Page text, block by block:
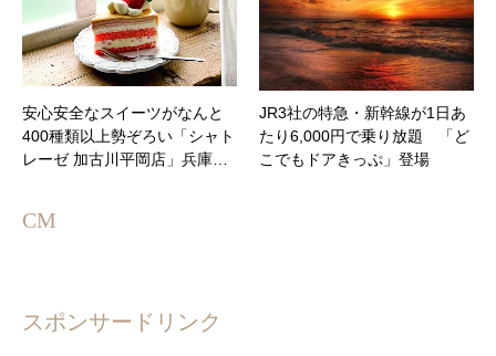
安心安全なスイーツがなんと
400種類以上勢ぞろい「シャト
レーゼ 加古川平岡店」兵庫…
JR3社の特急・新幹線が1日あ
たり6,000円で乗り放題 「ど
こでもドアきっぷ」登場
CM
スポンサードリンク